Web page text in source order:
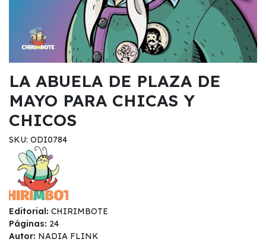
LA ABUELA DE PLAZA DE
MAYO PARA CHICAS Y
CHICOS
SKU: ODI0784
Editorial: CHIRIMBOTE
Páginas: 24
Autor: NADIA FLINK